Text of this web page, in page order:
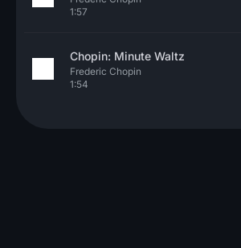
1:57
Chopin: Minute Waltz
Frederic Chopin
1:54